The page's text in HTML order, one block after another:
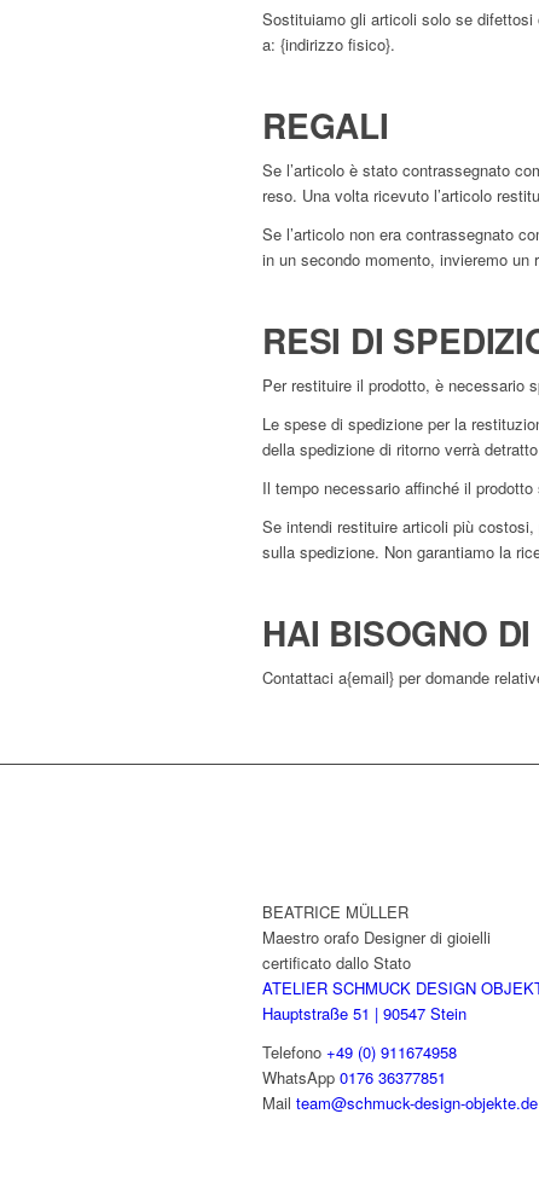
Sostituiamo gli articoli solo se
a: {indirizzo fisico}.
REGALI
Se l’articolo è stato contrassegnato
reso. Una volta ricevuto l’articolo
Se l’articolo non era contrassegnato
in un secondo momento, invieremo
RESI DI
Per restituire il prodotto, è necessario
Le spese di spedizione per la
della spedizione di ritorno verrà
Il tempo necessario affinché il
Se intendi restituire articoli più costosi,
sulla spedizione. Non garantiamo la
HAI BISOGNO
Contattaci a{email} per domande
BEATRICE MÜLLER
Maestro orafo Designer di gioielli
certificato dallo Stato
ATELIER SCHMUCK DESIGN
Hauptstraße 51 | 90547 Stein
Telefono +49 (0) 911674958
WhatsApp 0176 36377851
Mail team@schmuck-design-objekte.de